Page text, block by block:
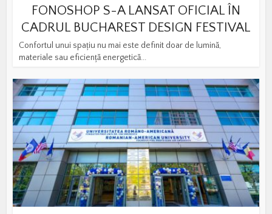
FONOSHOP S-A LANSAT OFICIAL ÎN
CADRUL BUCHAREST DESIGN FESTIVAL
Confortul unui spațiu nu mai este definit doar de lumină,
materiale sau eficiență energetică...